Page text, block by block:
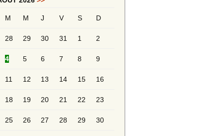
Messieurs 2ème série
Messieurs Golden
M M J V S D
28 29 30 31 1 2
4 5 6 7 8 9
11 12 13 14 15 16
18 19 20 21 22 23
25 26 27 28 29 30